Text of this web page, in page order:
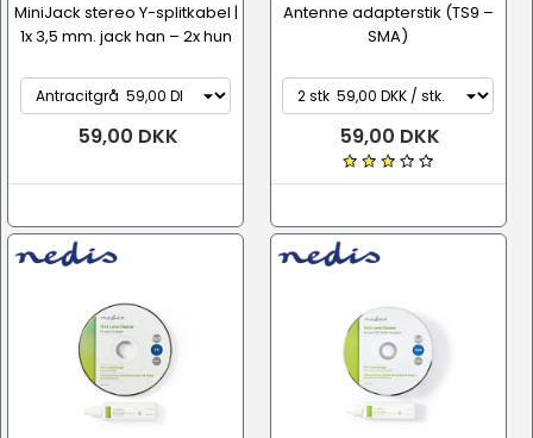
MiniJack stereo Y-splitkabel |
1x 3,5 mm. jack han – 2x hun
59,00 DKK
Antenne adapterstik (TS9 –
SMA)
59,00 DKK